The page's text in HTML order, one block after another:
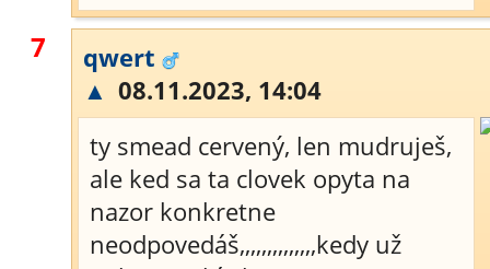
7
qwert
▲ 08.11.2023, 14:04
ty smead cervený, len mudruješ,
ale ked sa ta clovek opyta na
nazor konkretne
neodpovedáš,,,,,,,,,,,,,,kedy už